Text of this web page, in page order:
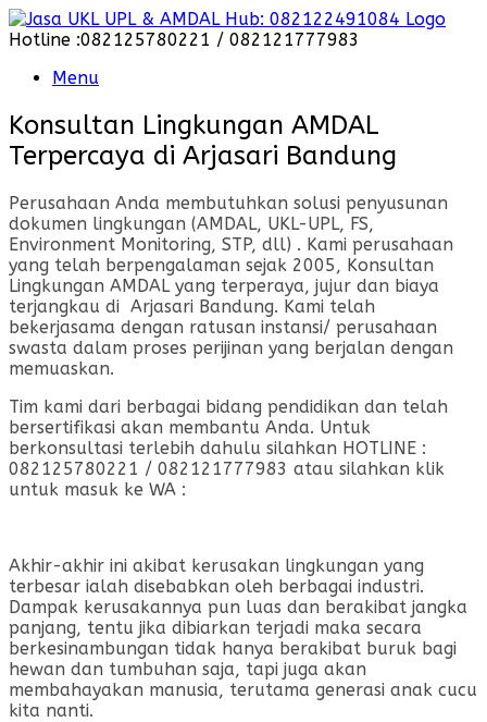
Skip
to
Hotline :082125780221 / 082121777983
Menu
Konsultan Lingkungan AMDAL
Terpercaya di Arjasari Bandung
Perusahaan Anda membutuhkan solusi penyusunan
dokumen lingkungan (AMDAL, UKL-UPL, FS,
Environment Monitoring, STP, dll) . Kami perusahaan
yang telah berpengalaman sejak 2005, Konsultan
Lingkungan AMDAL yang terperaya, jujur dan biaya
terjangkau di Arjasari Bandung. Kami telah
bekerjasama dengan ratusan instansi/ perusahaan
swasta dalam proses perijinan yang berjalan dengan
memuaskan.
Tim kami dari berbagai bidang pendidikan dan telah
bersertifikasi akan membantu Anda. Untuk
berkonsultasi terlebih dahulu silahkan HOTLINE :
082125780221 / 082121777983 atau silahkan klik
untuk masuk ke WA :
Akhir-akhir ini akibat kerusakan lingkungan yang
terbesar ialah disebabkan oleh berbagai industri.
Dampak kerusakannya pun luas dan berakibat jangka
panjang, tentu jika dibiarkan terjadi maka secara
berkesinambungan tidak hanya berakibat buruk bagi
hewan dan tumbuhan saja, tapi juga akan
membahayakan manusia, terutama generasi anak cucu
kita nanti.